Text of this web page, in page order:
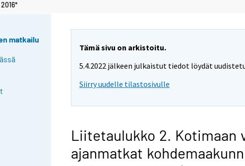
matkailu
Tämä sivu on arkistoitu.
5.4.2022 jälkeen julkaistut tiedot löydät
Siirry uudelle tilastosivulle
Liitetaulukko 2. Kotimaan
ajanmatkat